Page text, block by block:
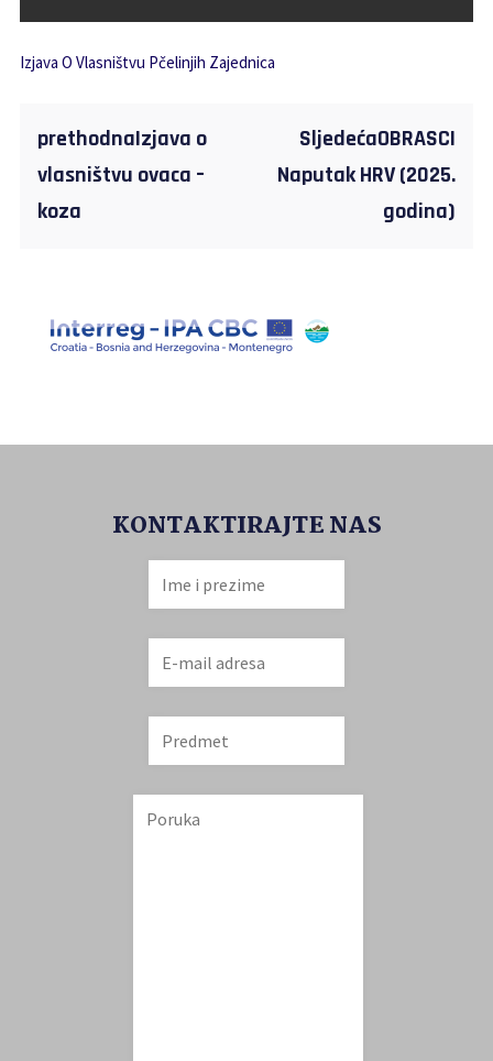
Izjava O Vlasništvu Pčelinjih Zajednica
prethodnaIzjava o
vlasništvu ovaca –
koza
SljedećaOBRASCI
Naputak HRV (2025.
godina)
KONTAKTIRAJTE NAS